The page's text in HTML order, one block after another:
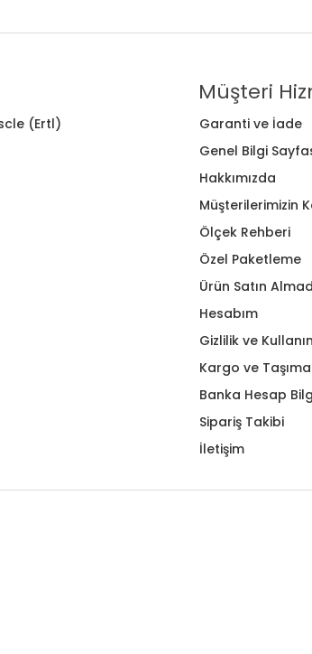
(Ertl)
Müşteri
Garanti ve İade
Genel Bilgi
Hakkımızda
Müşterilerimizin
Ölçek Rehberi
Özel Paketleme
Ürün Satın
Hesabım
Gizlilik ve
Kargo ve Taşıma
Banka Hesap
Sipariş Takibi
İletişim